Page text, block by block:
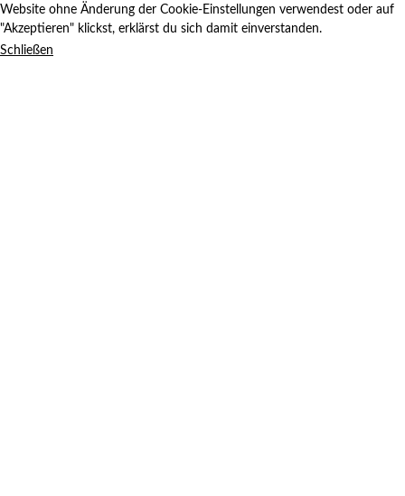
Website ohne Änderung der Cookie-Einstellungen verwendest oder auf
"Akzeptieren" klickst, erklärst du sich damit einverstanden.
Schließen